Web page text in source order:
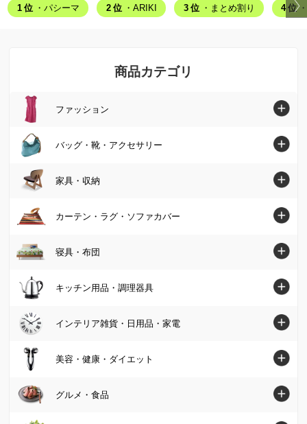
1位 ・パシーマ 2位 ・ARIKI 3位 ・まとめ割り 4位
商品カテゴリ
ファッション
ファッショントップへ
シャツ・ブラウス
チュニック
ワンピース
パンツ
スカート
カーディガン・ボレロ
パーカー・スウェット/トレーナー
Tシャツ・カットソー
バッグ・靴・アクセサリー
バッグ・靴・アクセサリートップへ
バッグ
ブーツ
スニーカー・コンフォートシューズ
ジュエリー・アクセサリー
財布・ケース・ポーチ
レディース腕時計
帽子・サングラス・手袋・ベルト
家具・収納
家具・収納トップへ
テーブル
デスク・机
テレビ台・テレビボード
カーテン・ラグ・ソファカバー
カーテン・ラグ・ソファカバートップへ
カーテン
ソファーカバー・マルチカバー
クッション・カバー類
寝具・布団
寝具・布団トップへ
マットレス
肌掛け布団・ダウンケット
敷布団
キッチン用品・調理器具
キッチン用品・調理器具トップへ
鍋・フライパン
保存容器・キャニスター・オイルポット
インテリア雑貨・日用品・家電
インテリア雑貨・日用品・家電トップへ
インテリア雑貨
美容・健康・ダイエット
美容・健康・ダイエットトップへ
スキンケア・基礎化粧品
グルメ・食品